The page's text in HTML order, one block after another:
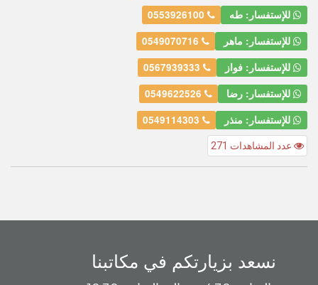
للإستفسار: طه
للإستفسار: ماهر
للإستفسار: فواز
للإستفسار: رضا
للإستفسار: منذر
عدد المشاهدات 271
نسعد بزيارتكم في مكاتبنا